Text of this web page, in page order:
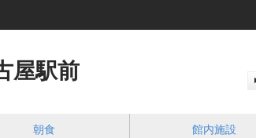
屋駅前
朝食 館内施設